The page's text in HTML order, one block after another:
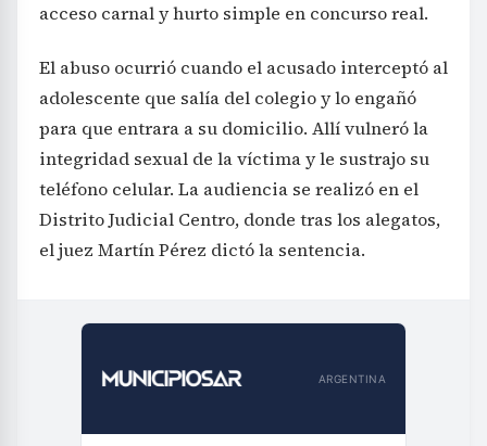
acceso carnal y hurto simple en concurso real.
El abuso ocurrió cuando el acusado interceptó al
adolescente que salía del colegio y lo engañó
para que entrara a su domicilio. Allí vulneró la
integridad sexual de la víctima y le sustrajo su
teléfono celular. La audiencia se realizó en el
Distrito Judicial Centro, donde tras los alegatos,
el juez Martín Pérez dictó la sentencia.
ARGENTINA